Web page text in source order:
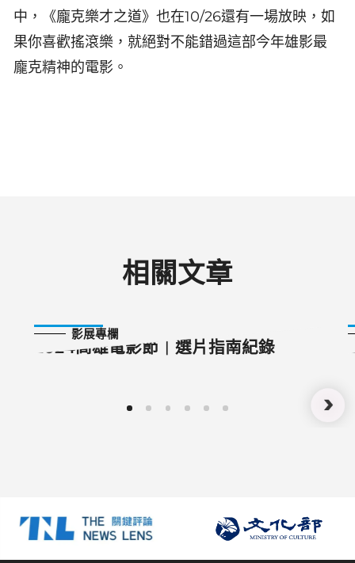
中，《龐克樂才之道》也在10/26還有一場放映，如
果你喜歡搖滾樂，就絕對不能錯過這部今年雄影最
龐克精神的電影。
相關文章
影展專欄
2024高雄電影節｜選片指南紀錄